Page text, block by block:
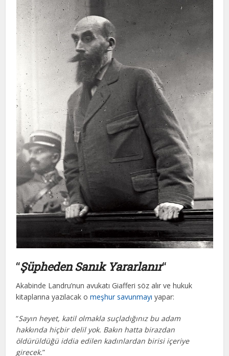
“Şüpheden Sanık Yararlanır“
Akabinde Landru’nun avukatı Giafferi söz alır ve hukuk
kitaplarına yazılacak omeşhur savunmayı yapar:
“Sayın heyet, katil olmakla suçladığınız bu adam
hakkında hiçbir delil yok. Bakın hatta birazdan
öldürüldüğü iddia edilen kadınlardan birisi içeriye
girecek.”